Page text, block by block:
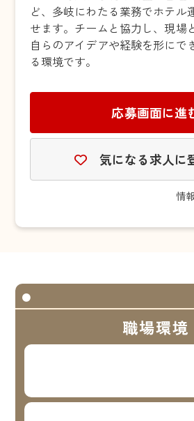
ど、多岐にわたる業務でホテル
せます。チームと協力し、現場
自らのアイデアや経験を形にで
る環境です。
応募画面に進
気になる求人に
情
職場環境